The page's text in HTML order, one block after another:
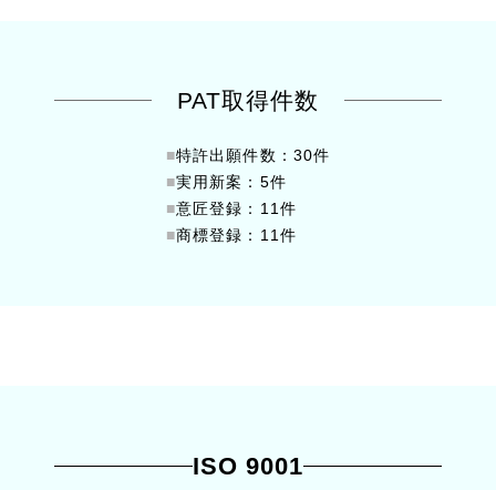
PAT取得件数
■特許出願件数：30件
■実用新案：5件
■意匠登録：11件
■商標登録：11件
ISO 9001